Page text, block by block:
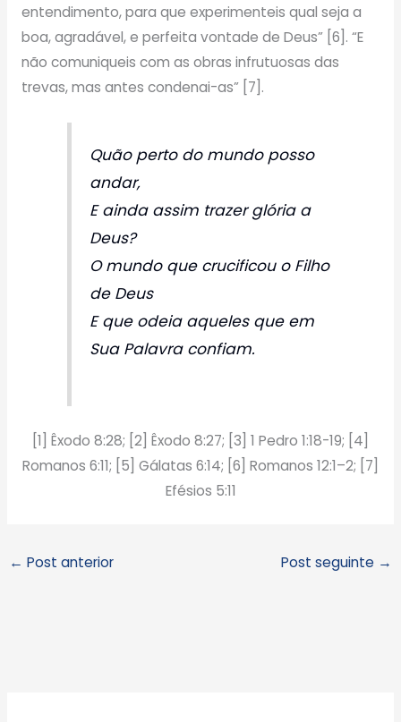
entendimento, para que experimenteis qual seja a
boa, agradável, e perfeita vontade de Deus” [6]. “E
não comuniqueis com as obras infrutuosas das
trevas, mas antes condenai-as” [7].
Quão perto do mundo posso
andar,
E ainda assim trazer glória a
Deus?
O mundo que crucificou o Filho
de Deus
E que odeia aqueles que em
Sua Palavra confiam.
[1] Êxodo 8:28; [2] Êxodo 8:27; [3] 1 Pedro 1:18-19; [4]
Romanos 6:11; [5] Gálatas 6:14; [6] Romanos 12:1–2; [7]
Efésios 5:11
← Post anterior Post seguinte →